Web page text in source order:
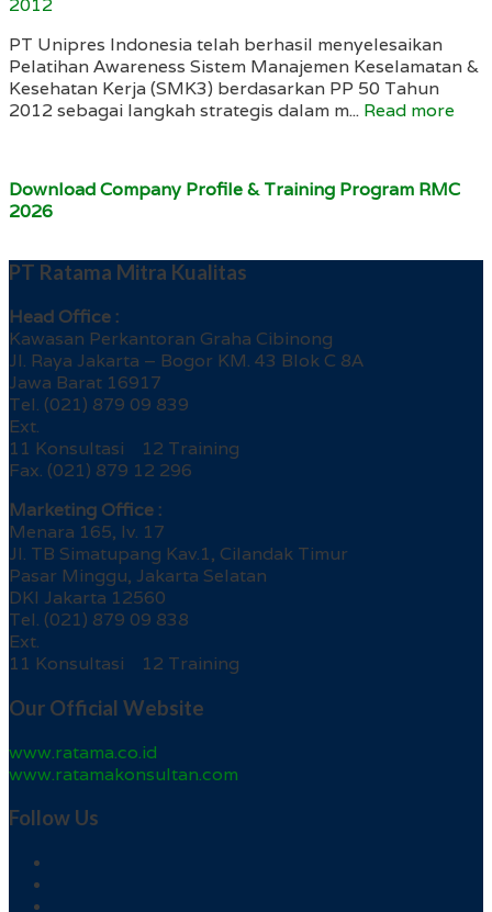
PT Unipres Indonesia telah berhasil menyelesaikan
Pelatihan Awareness Sistem Manajemen Keselamatan &
Kesehatan Kerja (SMK3) berdasarkan PP 50 Tahun
2012 sebagai langkah strategis dalam m... Read more
Download Company Profile & Training Program RMC
2026
PT Ratama Mitra Kualitas
Head Office :
Kawasan Perkantoran Graha Cibinong
Jl. Raya Jakarta – Bogor KM. 43 Blok C 8A
Jawa Barat 16917
Tel. (021) 879 09 839
Ext.
11 Konsultasi 12 Training
Fax. (021) 879 12 296
Marketing Office :
Menara 165, lv. 17
Jl. TB Simatupang Kav.1, Cilandak Timur
Pasar Minggu, Jakarta Selatan
DKI Jakarta 12560
Tel. (021) 879 09 838
Ext.
11 Konsultasi 12 Training
Our Official Website
www.ratama.co.id
www.ratamakonsultan.com
Follow Us